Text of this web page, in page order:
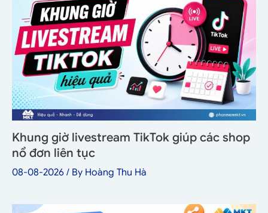
Khung giờ livestream TikTok giúp các shop
nổ đơn liên tục
08-08-2026 / By Hoàng Thu Hà